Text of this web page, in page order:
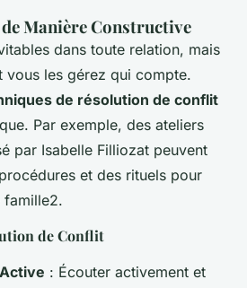
Manière Constructive
dans toute relation, mais
vous les gérez qui compte.
de résolution de conflit
Par exemple, des ateliers
par Isabelle Filliozat peuvent
et des rituels pour
famille2.
de Conflit
: Écouter activement et